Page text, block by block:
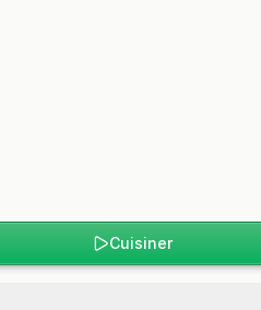
Cuisiner